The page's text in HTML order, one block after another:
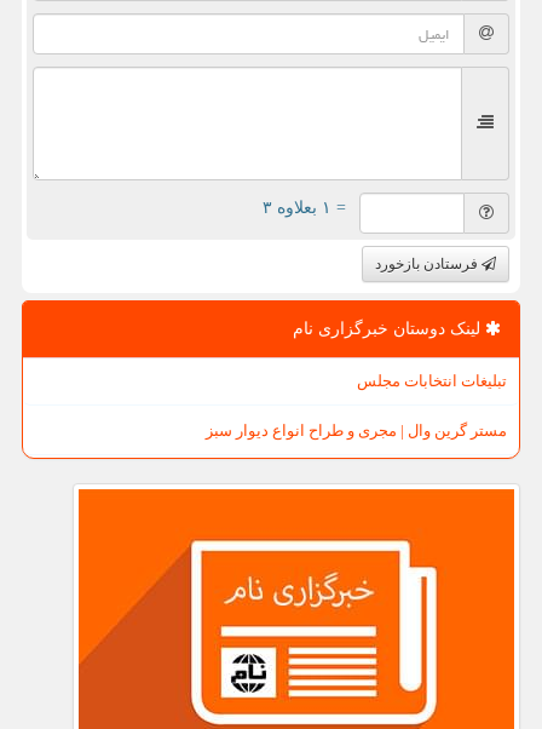
= ۱ بعلاوه ۳
فرستادن بازخورد
لینک دوستان خبرگزاری نام
تبلیغات انتخابات مجلس
مستر گرین وال | مجری و طراح انواع دیوار سبز